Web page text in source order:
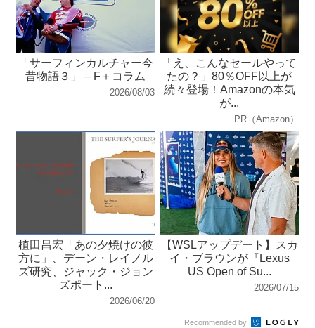
「サーフィンカルチャー今
昔物語３」 – F＋コラム
2026/08/03
「え、こんなセールやって
たの？」80％OFF以上が
続々登場！Amazonの本気
が...
PR（Amazon）
植田昌宏「あの夕焼けの彼
方に」、デーン・レイノル
ズ研究、ジャック・ジョン
ズポート...
2026/06/20
【WSLアップデート】スカ
イ・ブラウンが『Lexus
US Open of Su...
2026/07/15
Recommended by